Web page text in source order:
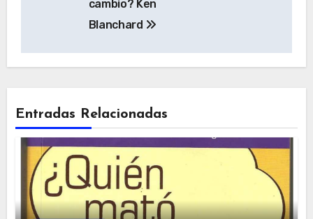
entradas
cambio? Ken
Blanchard
Entradas Relacionadas